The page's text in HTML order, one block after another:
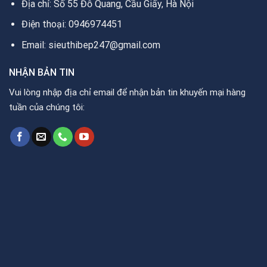
Địa chỉ: Số 55 Đỗ Quang, Cầu Giấy, Hà Nội
Điện thoại: 0946974451
Email: sieuthibep247@gmail.com
NHẬN BẢN TIN
Vui lòng nhập địa chỉ email để nhận bản tin khuyến mại hàng
tuần của chúng tôi: